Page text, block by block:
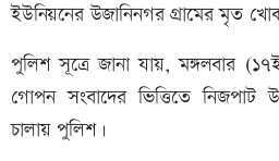
ইউনিয়নের উজানিনগর গ্রামের মৃত
পুলিশ সূত্রে জানা যায়, মঙ্গলবার
গোপন সংবাদের ভিত্তিতে নিজপাট
চালায় পুলিশ।